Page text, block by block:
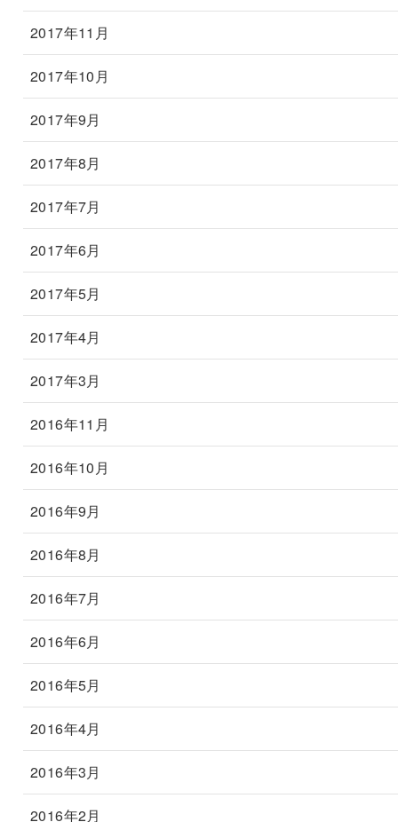
2017年11月
2017年10月
2017年9月
2017年8月
2017年7月
2017年6月
2017年5月
2017年4月
2017年3月
2016年11月
2016年10月
2016年9月
2016年8月
2016年7月
2016年6月
2016年5月
2016年4月
2016年3月
2016年2月